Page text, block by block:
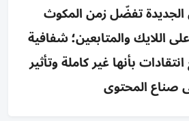
تفضّل زمن المكوث
اللايك والمتابعين؛ شفافية
بأنها غير كاملة وتأثير
صناع المحتوى